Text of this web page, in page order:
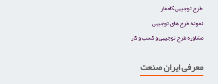
طرح توجیهی کامفار
نمونه طرح های توجیهی
مشاوره طرح توجیهی و کسب و کار
معرفی ایران صنعت